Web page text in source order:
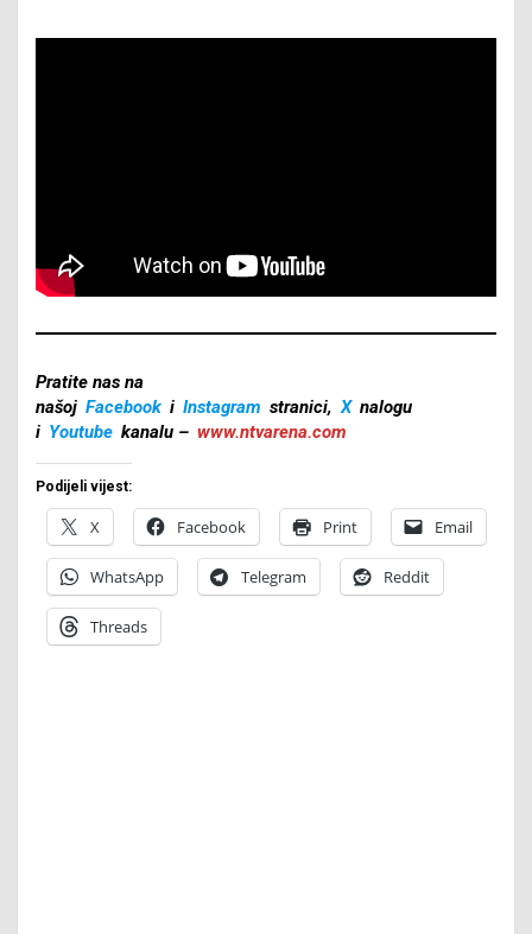
Pratite nas na
našoj Facebook i Instagram stranici, X nalogu
i Youtube kanalu – www.ntvarena.com
Podijeli vijest:
X Facebook Print Email
WhatsApp Telegram Reddit
Threads